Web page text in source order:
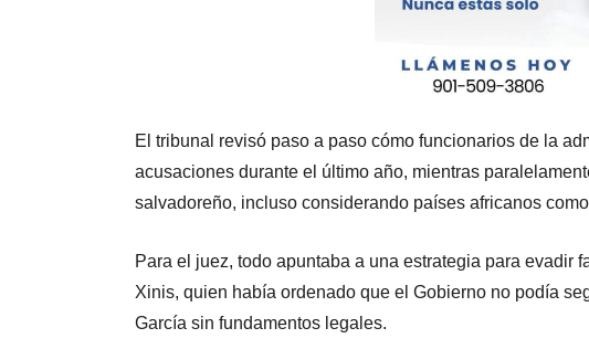
El tribunal revisó paso a paso cómo funcionarios de la
acusaciones durante el último año, mientras
salvadoreño, incluso considerando países africanos
Para el juez, todo apuntaba a una estrategia para evadir
Xinis, quien había ordenado que el Gobierno no podía
García sin fundamentos legales.